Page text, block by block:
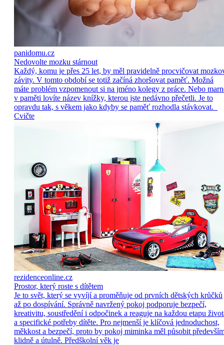
panidomu.cz
Nedovolte mozku stárnout
Každý, komu je přes 25 let, by měl pravidelně procvičovat
závity. V tomto období se totiž začíná zhoršovat paměť. Možná
máte problém vzpomenout si na jméno kolegy z práce. Nebo
v paměti lovíte název knížky, kterou jste nedávno přečetli. Je to
opravdu tak, s věkem jako kdyby se paměť rozhodla stávkovat.
Cvičte
rezidenceonline.cz
Prostor, který roste s dítětem
Je to svět, který se vyvíjí a proměňuje od prvních dětských krůčků
až po dospívání. Správně navržený pokoj podporuje bezpečí,
kreativitu, soustředění i odpočinek a reaguje na každou etapu
a specifické potřeby dítěte. Pro nejmenší je klíčová jednoduchost,
měkkost a bezpečí, proto by pokoj miminka měl působit
klidně a útulně. Předškolní věk je